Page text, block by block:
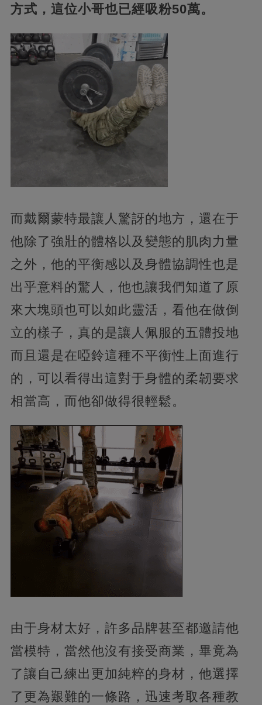
方式，這位小哥也已經吸粉50萬。
而戴爾蒙特最讓人驚訝的地方，還在于
他除了強壯的體格以及變態的肌肉力量
之外，他的平衡感以及身體協調性也是
出乎意料的驚人，他也讓我們知道了原
來大塊頭也可以如此靈活，看他在做倒
立的樣子，真的是讓人佩服的五體投地
而且還是在啞鈴這種不平衡性上面進行
的，可以看得出這對于身體的柔韌要求
相當高，而他卻做得很輕鬆。
由于身材太好，許多品牌甚至都邀請他
當模特，當然他沒有接受商業，畢竟為
了讓自己練出更加純粹的身材，他選擇
了更為艱難的一條路，迅速考取各種教